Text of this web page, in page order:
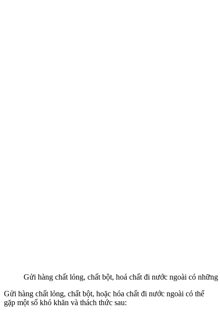
Gửi hàng chất lỏng, chất bột, hoá chất đi nước ngoài có
Gửi hàng chất lỏng, chất bột, hoặc hóa chất đi nước ngoài có thể
gặp một số khó khăn và thách thức sau: